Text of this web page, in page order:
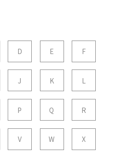
D E F
J K L
P Q R
V W X